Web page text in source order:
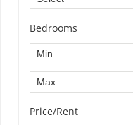
Bedrooms
Price/Rent